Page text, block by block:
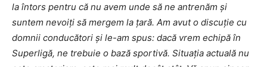
la întors pentru că nu avem unde să ne antrenăm și
suntem nevoiți să mergem la țară. Am avut o discuție cu
domnii conducători și le-am spus: dacă vrem echipă în
Superligă, ne trebuie o bază sportivă. Situația actuală nu